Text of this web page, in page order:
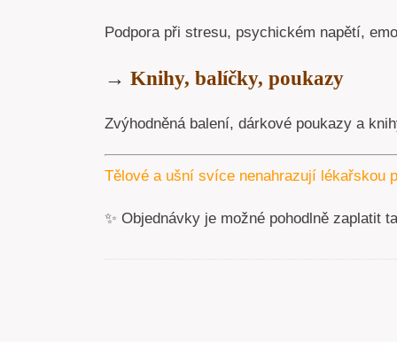
Podpora při stresu, psychickém napětí,
→ Knihy, balíčky, poukazy
Zvýhodněná balení, dárkové poukazy a
Tělové a ušní svíce nenahrazují lékařskou
✨ Objednávky je možné pohodlně zaplatit